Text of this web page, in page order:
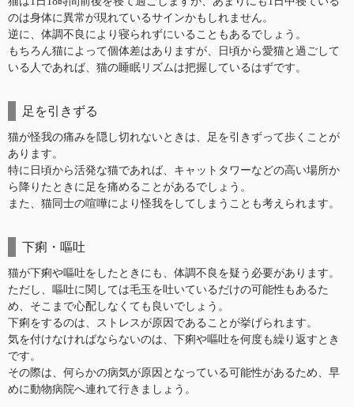
のは身体に異常が現れているサインかもしれません。
逆に、体調不良により寝られずにいることもあるでしょう。
もちろん猫によって個体差はありますが、日頃から愛猫と過ごして
いる人であれば、猫の睡眠リズムは把握しているはずです。
足を引きずる
猫が怪我の痛みを隠し切れないときは、足を引きずって歩くことが
あります。
特に日頃から活発な猫であれば、キャットタワーなどの高い場所か
ら降りたときに足を痛めることがあるでしょう。
また、猫同士の喧嘩により怪我をしてしまうことも考えられます。
下痢・嘔吐
猫が下痢や嘔吐をしたときにも、体調不良を疑う必要があります。
ただし、嘔吐に関しては毛玉を吐いているだけの可能性もあるた
め、そこまで心配しなくても良いでしょう。
下痢をするのは、ストレスが原因であることが挙げられます。
気を付けなければならないのは、下痢や嘔吐を何度も繰り返すとき
です。
その際は、何らかの病気が原因となっている可能性があるため、早
めに動物病院へ連れて行きましょう。